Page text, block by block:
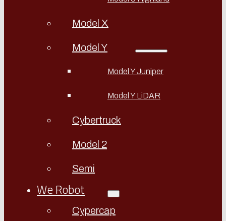
Model X
Model Y
Model Y Juniper
Model Y LiDAR
Cybertruck
Model 2
Semi
We Robot
Cypercap